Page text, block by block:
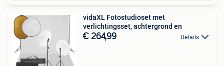
vidaXL Fotostudioset met
verlichtingsset, achtergrond en
€ 264,99 Details